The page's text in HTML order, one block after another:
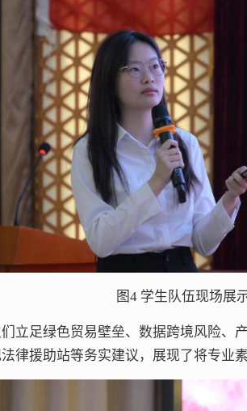
图4 学生队伍现场展
立足绿色贸易壁垒、数据跨境风险、
律援助站等务实建议，展现了将专业